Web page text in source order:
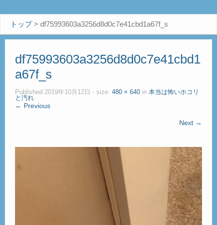
ご利用案内
– User guide –
– Size Price –
– Agreement –
交通アクセス
– Access –
会社案内
– Company –
トップ> df75993603a3256d8d0c7e41cbd1a67f_s
df75993603a3256d8d0c7e41cbd1
a67f_s
Published 2019年10月12日 - size: 480 × 640 in 本当は怖いホコリ
と汚れ
← Previous
Next →